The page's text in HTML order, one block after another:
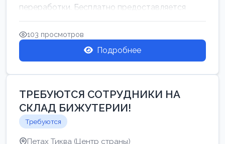
переработки. Бесплатно предоставляется
проживан...
103 просмотров
Подробнее
ТРЕБУЮТСЯ СОТРУДНИКИ НА
СКЛАД БИЖУТЕРИИ!
Требуются
Петах Тиква (Центр страны)